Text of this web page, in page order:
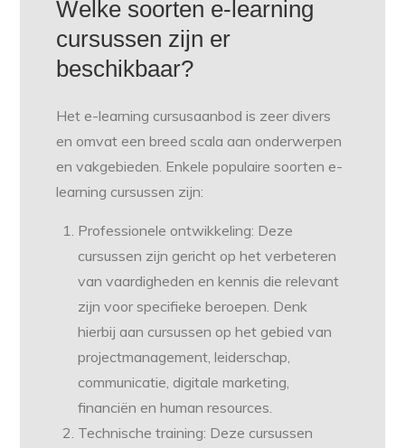
Welke soorten e-learning
cursussen zijn er
beschikbaar?
Het e-learning cursusaanbod is zeer divers
en omvat een breed scala aan onderwerpen
en vakgebieden. Enkele populaire soorten e-
learning cursussen zijn:
Professionele ontwikkeling: Deze
cursussen zijn gericht op het verbeteren
van vaardigheden en kennis die relevant
zijn voor specifieke beroepen. Denk
hierbij aan cursussen op het gebied van
projectmanagement, leiderschap,
communicatie, digitale marketing,
financiën en human resources.
Technische training: Deze cursussen